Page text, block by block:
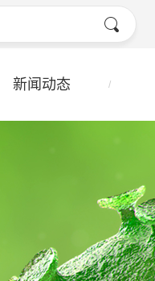
新闻动态